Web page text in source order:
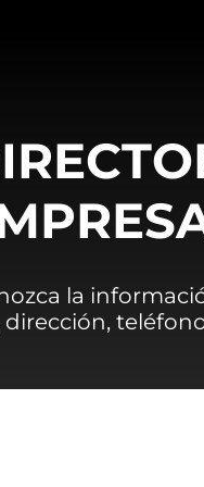
la
dirección,